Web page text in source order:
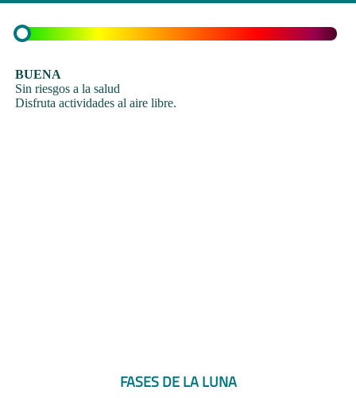
BUENA
Sin riesgos a la salud
Disfruta actividades al aire libre.
FASES DE LA LUNA